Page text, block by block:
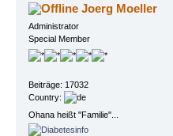
Joerg Moeller
Administrator
Special Member
Beiträge: 17032
Country:
Ohana heißt "Familie"...